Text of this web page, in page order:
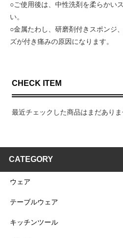
○ご使用後は、中性洗剤を柔らかい
い。
○金属たわし、研磨剤付きスポンジ
ズが付き痛みの原因になります。
CHECK ITEM
最近チェックした商品はまだありま
CATEGORY
ウェア
テーブルウェア
キッチンツール